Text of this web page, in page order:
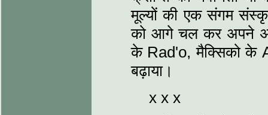
मूल्यों की एक संगम
को आगे चल कर अपने
के Rad'o, मैक्सिको के
बढ़ाया।
x x x